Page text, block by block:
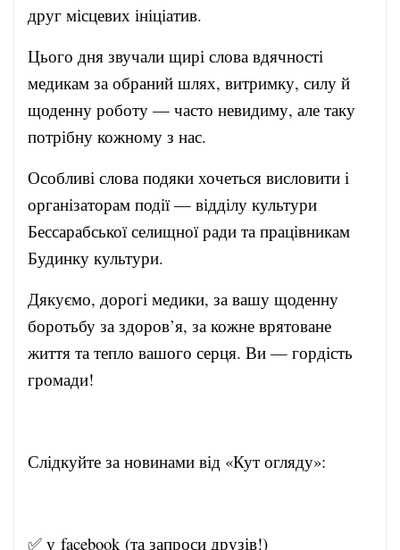
друг місцевих ініціатив.
Цього дня звучали щирі слова вдячності
медикам за обраний шлях, витримку, силу й
щоденну роботу — часто невидиму, але таку
потрібну кожному з нас.
Особливі слова подяки хочеться висловити і
організаторам події — відділу культури
Бессарабської селищної ради та працівникам
Будинку культури.
Дякуємо, дорогі медики, за вашу щоденну
боротьбу за здоров’я, за кожне врятоване
життя та тепло вашого серця. Ви — гордість
громади!
Слідкуйте за новинами від «Кут огляду»:
✅ у facebook(та запроси друзів!)